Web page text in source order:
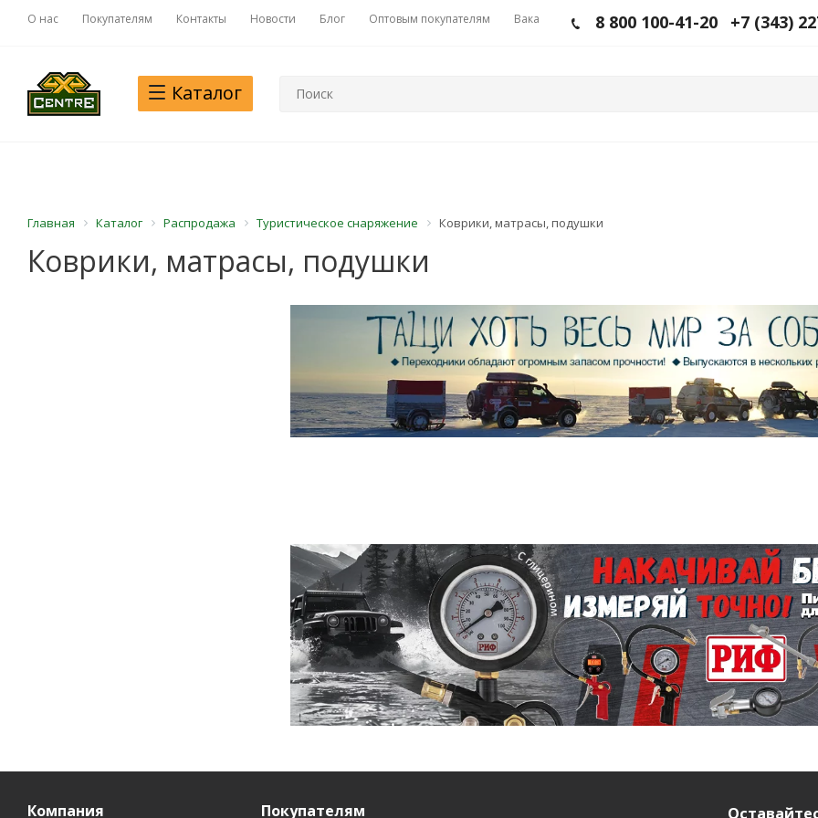
О нас Покупателям Контакты Новости Блог Оптовым покупателям Вакансии 8 800 100-41-20 +7 (343)
Каталог
Главная Каталог Распродажа Туристическое снаряжение Коврики, матрасы, подушки
Коврики, матрасы, подушки
Компания Покупателям